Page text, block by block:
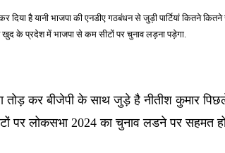
है यानी भाजपा की एनडीए गठबंधन से जुड़ी पार्टियां कितने कितने
खुद के प्रदेश में भाजपा से कम सीटों पर चुनाव लड़ना पड़ेगा.
तोड़ कर बीजेपी के साथ जुड़े है नीतीश कुमार
पर लोकसभा 2024 का चुनाव लडने पर सहमत